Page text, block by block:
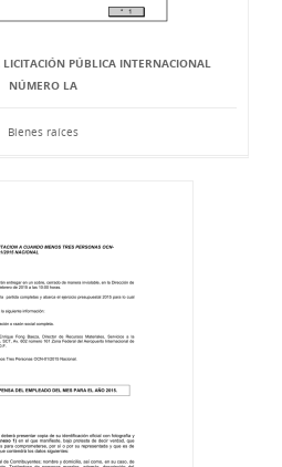
PÚBLICA INTERNACIONAL
NÚMERO LA
Bienes raíces